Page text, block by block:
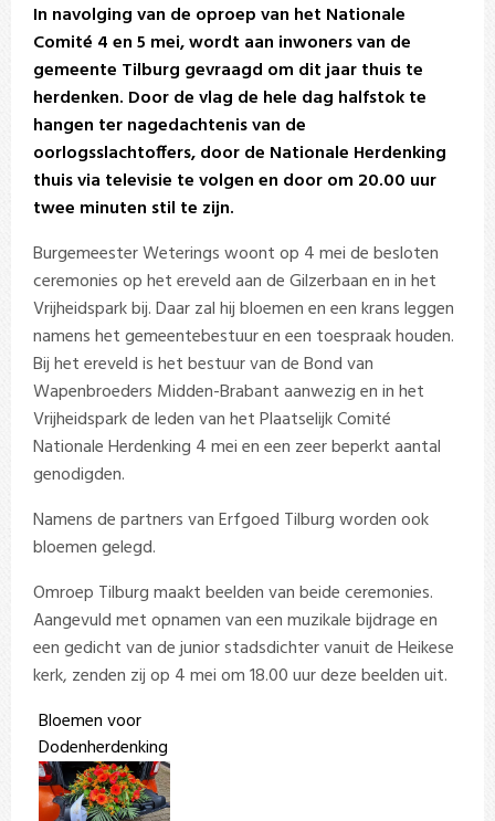
In navolging van de oproep van het Nationale
Comité 4 en 5 mei, wordt aan inwoners van de
gemeente Tilburg gevraagd om dit jaar thuis te
herdenken. Door de vlag de hele dag halfstok te
hangen ter nagedachtenis van de
oorlogsslachtoffers, door de Nationale Herdenking
thuis via televisie te volgen en door om 20.00 uur
twee minuten stil te zijn.
Burgemeester Weterings woont op 4 mei de besloten
ceremonies op het ereveld aan de Gilzerbaan en in het
Vrijheidspark bij. Daar zal hij bloemen en een krans leggen
namens het gemeentebestuur en een toespraak houden.
Bij het ereveld is het bestuur van de Bond van
Wapenbroeders Midden-Brabant aanwezig en in het
Vrijheidspark de leden van het Plaatselijk Comité
Nationale Herdenking 4 mei en een zeer beperkt aantal
genodigden.
Namens de partners van Erfgoed Tilburg worden ook
bloemen gelegd.
Omroep Tilburg maakt beelden van beide ceremonies.
Aangevuld met opnamen van een muzikale bijdrage en
een gedicht van de junior stadsdichter vanuit de Heikese
kerk, zenden zij op 4 mei om 18.00 uur deze beelden uit.
Bloemen voor
Dodenherdenking